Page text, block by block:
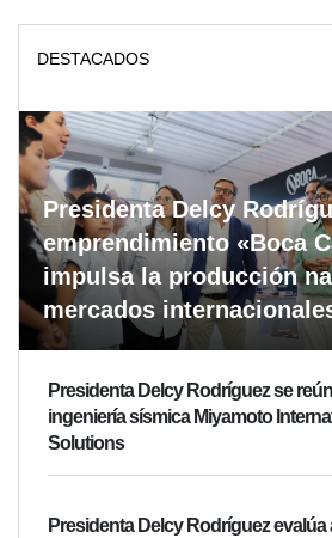
DESTACADOS
Presidenta Delcy
emprendimiento «Boca
impulsa la producción
mercados
Presidenta Delcy Rodríguez se
ingeniería sísmica Miyamoto
Solutions
Presidenta Delcy Rodríguez evalúa